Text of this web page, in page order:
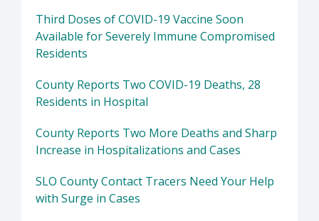
Third Doses of COVID-19 Vaccine Soon
Available for Severely Immune Compromised
Residents
County Reports Two COVID-19 Deaths, 28
Residents in Hospital
County Reports Two More Deaths and Sharp
Increase in Hospitalizations and Cases
SLO County Contact Tracers Need Your Help
with Surge in Cases